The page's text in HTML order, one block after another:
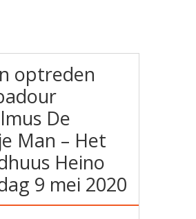
optreden
De
Man – Het
Heino
9 mei 2020